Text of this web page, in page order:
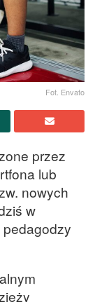
Fot. Envato
przez
lub
nowych
w